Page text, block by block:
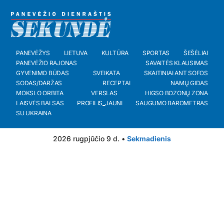
PANEVĖŽYS LIETUVA KULTŪRA SPORTAS
ŠEŠĖLIAI
PANEVĖŽIO RAJONAS
SAVAITĖS KLAUSIMAS
GYVENIMO BŪDAS
SVEIKATA
SKAITINIAI ANT SOFOS
SODAS/DARŽAS
RECEPTAI
NAMŲ GIDAS
MOKSLO ORBITA
VERSLAS
HIGSO BOZONŲ ZONA
LAISVĖS BALSAS
PROFILIS_JAUNI
SAUGUMO BAROMETRAS
SU UKRAINA
2026 rugpjūčio 9 d. • Sekmadienis